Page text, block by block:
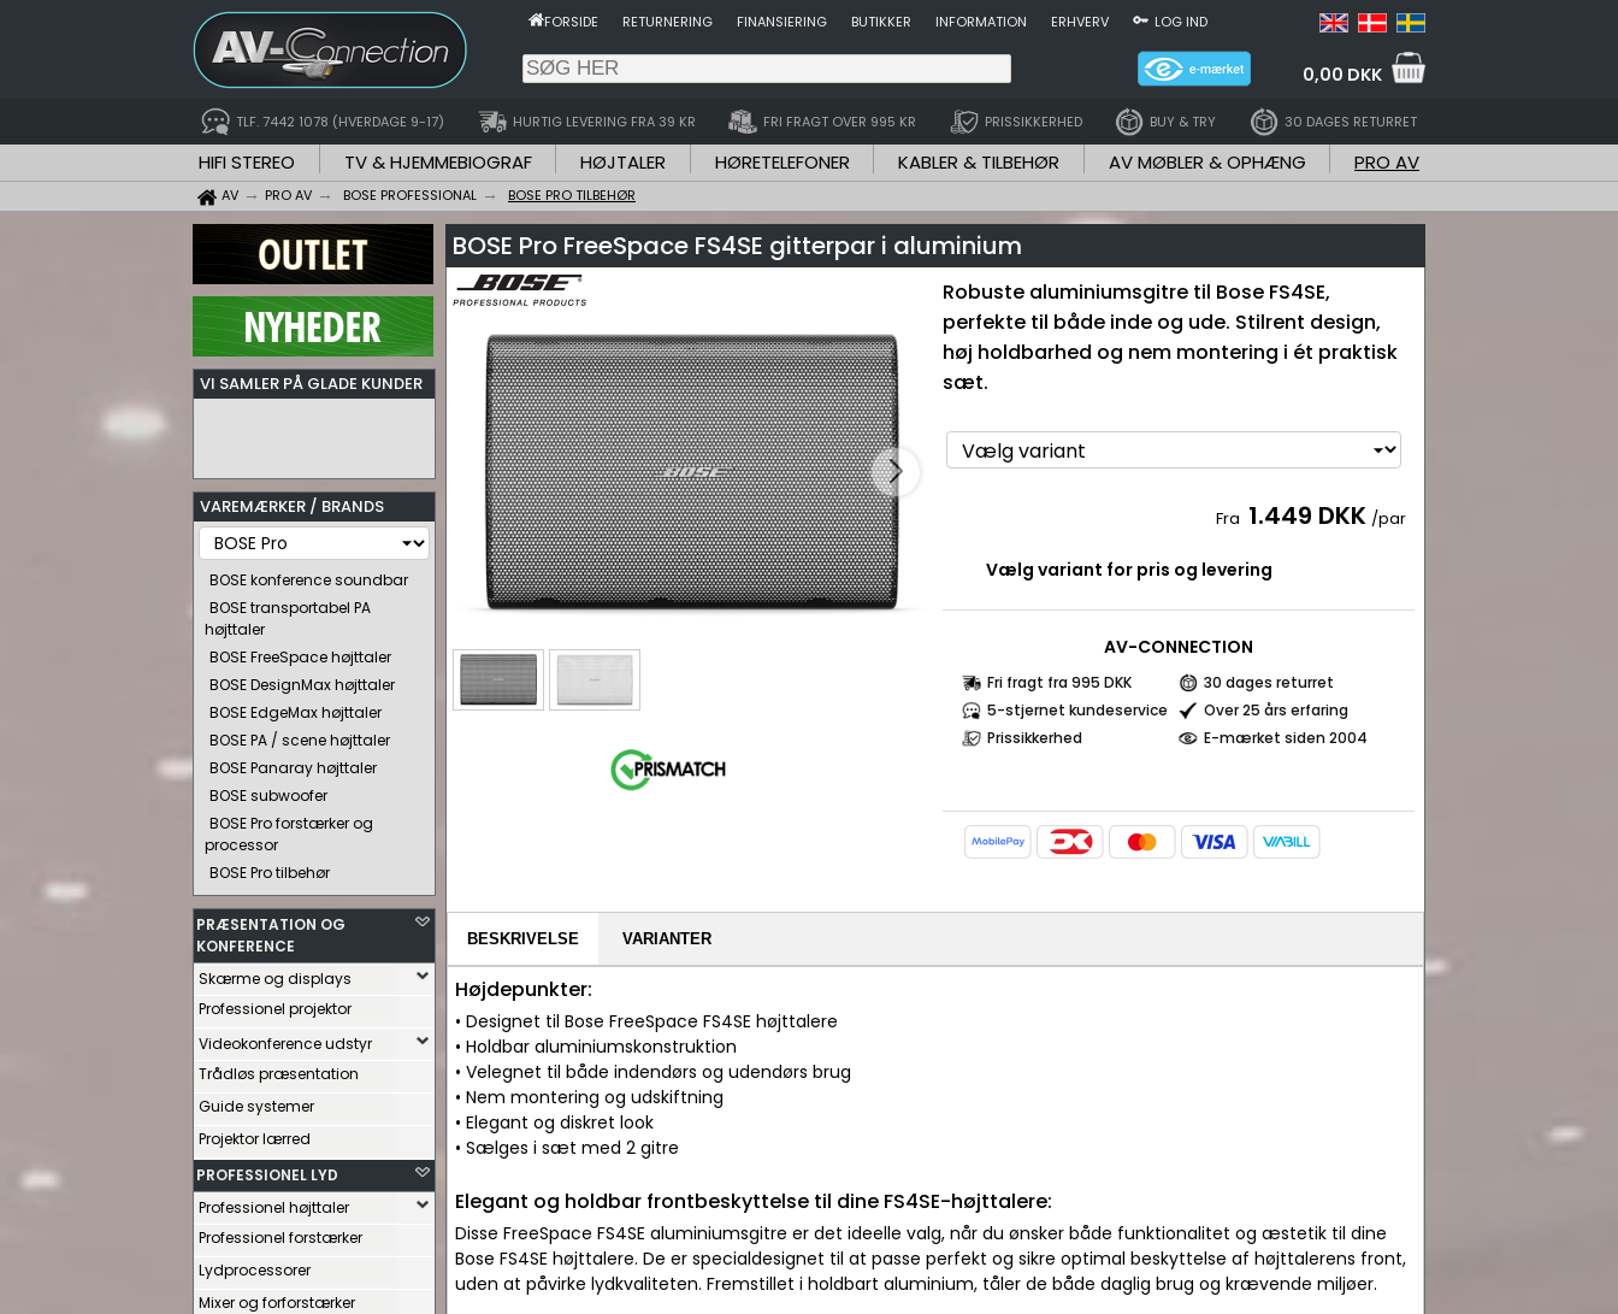
FORSIDE RETURNERING FINANSIERING BUTIKKER INFORMATION ERHVERV LOG IND
0,00 DKK
TLF. 7442 1078 (HVERDAGE 9-17) HURTIG LEVERING FRA 39 KR FRI FRAGT OVER 995 KR PRISSIKKERHED BUY & TRY 30 DAGES RETURRET
HIFI STEREO TV & HJEMMEBIOGRAF HØJTALER HØRETELEFONER KABLER & TILBEHØR AV MØBLER & OPHÆNG PRO AV
AV PRO AV BOSE PROFESSIONAL BOSE PRO TILBEHØR
VI SAMLER PÅ GLADE KUNDER
VAREMÆRKER / BRANDS
BOSE konference soundbar
BOSE transportabel PA
højttaler
BOSE FreeSpace højttaler
BOSE DesignMax højttaler
BOSE EdgeMax højttaler
BOSE PA / scene højttaler
BOSE Panaray højttaler
BOSE subwoofer
BOSE Pro forstærker og
processor
BOSE Pro tilbehør
PRÆSENTATION OG
KONFERENCE
Skærme og displays
Professionel projektor
Videokonference udstyr
Trådløs præsentation
Guide systemer
Projektor lærred
PROFESSIONEL LYD
Professionel højttaler
Professionel forstærker
Lydprocessorer
Mixer og forforstærker
BOSE Pro FreeSpace FS4SE gitterpar i aluminium
Robuste aluminiumsgitre til Bose FS4SE,
perfekte til både inde og ude. Stilrent design,
høj holdbarhed og nem montering i ét praktisk
sæt.
Fra 1.449 DKK /par
Vælg variant for pris og levering
AV-CONNECTION
Fri fragt fra 995 DKK
30 dages returret
5-stjernet kundeservice
Over 25 års erfaring
Prissikkerhed
E-mærket siden 2004
BESKRIVELSE VARIANTER
Højdepunkter:
• Designet til Bose FreeSpace FS4SE højttalere
• Holdbar aluminiumskonstruktion
• Velegnet til både indendørs og udendørs brug
• Nem montering og udskiftning
• Elegant og diskret look
• Sælges i sæt med 2 gitre
Elegant og holdbar frontbeskyttelse til dine FS4SE-højttalere:
Disse FreeSpace FS4SE aluminiumsgitre er det ideelle valg, når du ønsker både funktionalitet og æstetik til dine
Bose FS4SE højttalere. De er specialdesignet til at passe perfekt og sikre optimal beskyttelse af højttalerens front,
uden at påvirke lydkvaliteten. Fremstillet i holdbart aluminium, tåler de både daglig brug og krævende miljøer.